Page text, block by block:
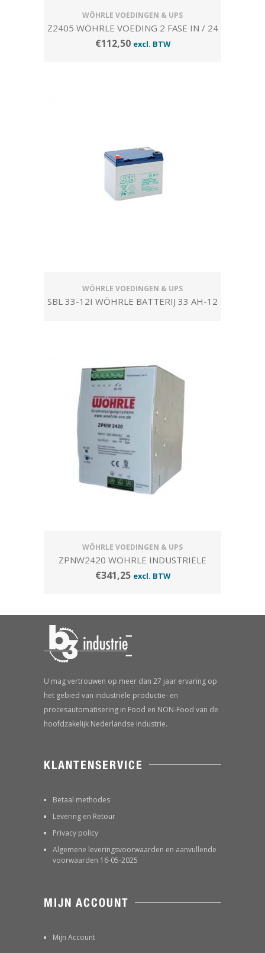
WÖHRLE VOEDINGEN & UPS
Z2405 WÖHRLE VOEDING 2 FASE IN / 24
VDC -5 AMP. UIT
€112,50 excl. BTW
WÖHRLE VOEDINGEN & UPS
SBL 33-12I WÖHRLE BATTERIJ 33 AH-12
WÖHRLE VOEDINGEN & UPS
ZPNW2420 WOHRLE INDUSTRIËLE
VOEDING; PRIM. 2X 180~550 VAC / SEC.
€341,25 excl. BTW
U mag vertrouwen op meer dan 27 jaar ervaring op
het gebied van industriële productie- en
procesautomatisering in Food en NON-Food van de
hoofdzakelijk Nederlandse industrie.
KLANTENSERVICE
Betaal methodes
Levering en Retour
Privacy policy
Algemene leveringsvoorwaarden en aanvullende
voorwaarden 16-05-2025
MIJN ACCOUNT
Mijn Account